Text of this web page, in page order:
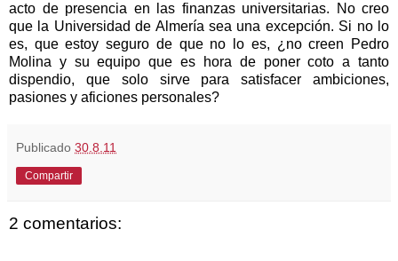
acto de presencia en las finanzas universitarias. No creo
que la Universidad de Almería sea una excepción. Si no lo
es, que estoy seguro de que no lo es, ¿no creen Pedro
Molina y su equipo que es hora de poner coto a tanto
dispendio, que solo sirve para satisfacer ambiciones,
pasiones y aficiones personales?
Publicado 30.8.11
Compartir
2 comentarios: